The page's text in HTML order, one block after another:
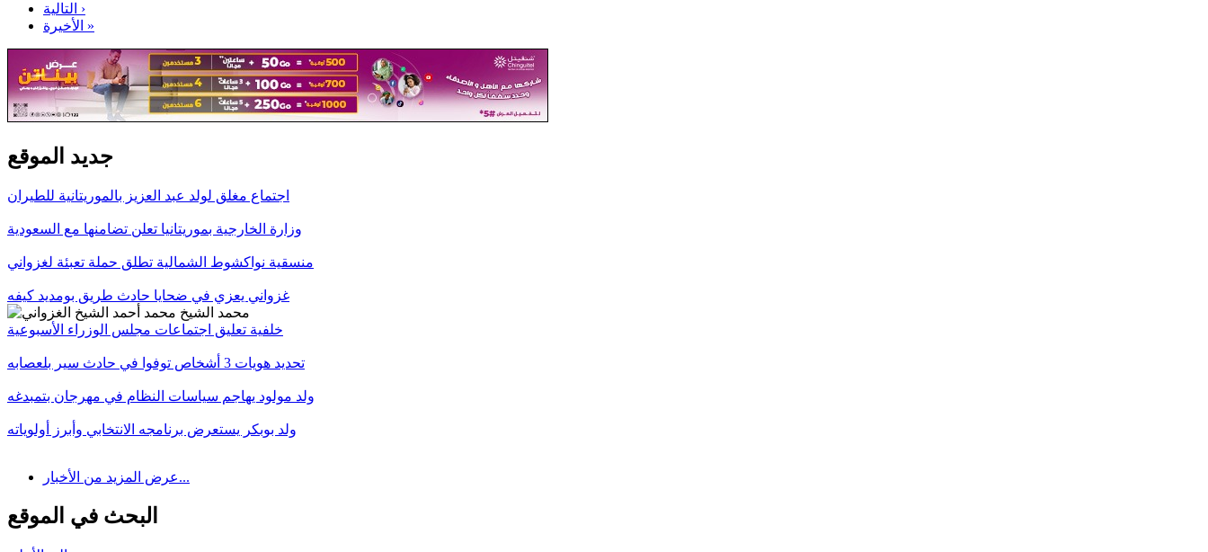
التالية ›
الأخيرة »
جديد الموقع
اجتماع مغلق لولد عبد العزيز بالموريتانية للطيران
وزارة الخارجية بموريتانيا تعلن تضامنها مع السعودية
منسقية نواكشوط الشمالية تطلق حملة تعبئة لغزواني
غزواني يعزي في ضحايا حادث طريق بومديد كيفه
خلفية تعليق اجتماعات مجلس الوزراء الأسبوعية
تحديد هويات 3 أشخاص توفوا في حادث سير بلعصابه
ولد مولود يهاجم سياسات النظام في مهرجان بتمبدغه
ولد بوبكر يستعرض برنامجه الانتخابي وأبرز أولوياته
عرض المزيد من الأخبار...
البحث في الموقع